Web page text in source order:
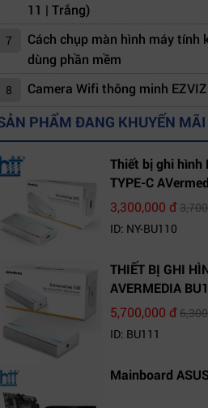
11 | Trắng)
7
Cách chụp màn hình máy tính
dùng phần mềm
8 Camera Wifi thông minh
PHẨM ĐANG KHUYẾN MÃI
Thiết bị ghi hình
TYPE-C
3,300,000 đ
ID: NY-BU110
THIẾT BỊ GHI
AVERMEDIA
5,700,000 đ
ID: BU111
Mainboard